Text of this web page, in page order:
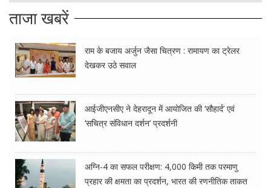
ताजा खबरें
राम के बजाय अर्जुन जैसा चित्रण : रामायण का ट्रेलर
देखकर उठे सवाल
आईजीएनसीए ने देहरादून में आयोजित की ‘सौहार्द’ एवं
‘सचित्र संविधान दर्शन’ प्रदर्शनी
अग्नि-4 का सफल परीक्षण: 4,000 किमी तक परमाणु
प्रहार की क्षमता का प्रदर्शन, भारत की रणनीतिक ताकत